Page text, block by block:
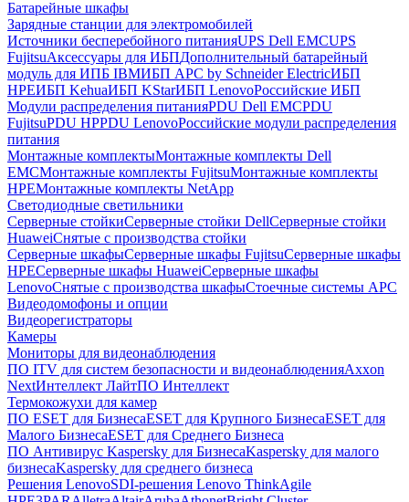
Батарейные шкафы
Зарядные станции для электромобилей
Источники бесперебойного питанияUPS Dell EMCUPS
FujitsuАксессуары для ИБПДополнительный батарейный
модуль для ИПБ IBMИБП APC by Schneider ElectricИБП
HPEИБП KehuaИБП KStarИБП LenovoРоссийские ИБП
Модули распределения питанияPDU Dell EMCPDU
FujitsuPDU HPPDU LenovoРоссийские модули распределения
питания
Монтажные комплектыМонтажные комплекты Dell
EMCМонтажные комплекты FujitsuМонтажные комплекты
HPEМонтажные комплекты NetApp
Светодиодные светильники
Серверные стойкиСерверные стойки DellСерверные стойки
HuaweiСнятые с производства стойки
Серверные шкафыСерверные шкафы FujitsuСерверные шкафы
HPEСерверные шкафы HuaweiСерверные шкафы
LenovoСнятые с производства шкафыСтоечные системы APC
Видеодомофоны и опции
Видеорегистраторы
Камеры
Мониторы для видеонаблюдения
ПО ITV для систем безопасности и видеонаблюденияAxxon
NextИнтеллект ЛайтПО Интеллект
Термокожухи для камер
ПО ESET для БизнесаESET для Крупного БизнесаESET для
Малого БизнесаESET для Среднего Бизнеса
ПО Антивирус Kaspersky для БизнесаKaspersky для малого
бизнесаKaspersky для среднего бизнеса
Решения LenovoSDI-решения Lenovo ThinkAgile